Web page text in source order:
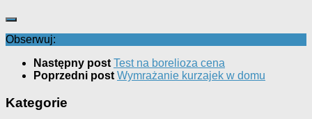
Obserwuj:
Następny postTest na borelioza cena
Poprzedni postWymrażanie kurzajek w domu
Kategorie